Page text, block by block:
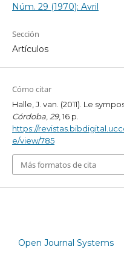
Núm. 29 (1970): Avril
Sección
Artículos
Cómo citar
Halle, J. van. (2011). Le
Córdoba, 29, 16 p.
https://
e/view/785
Más formatos de cita
Open Journal Systems